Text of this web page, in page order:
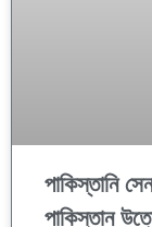
পাকিস্তানি
পাকিস্তান